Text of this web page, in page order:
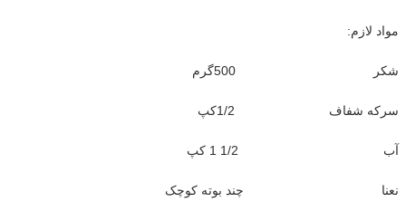
مواد لازم:
شکر 500گرم
سرکه شفاف 1/2کپ
آب 1/2 1 کپ
نعنا چند بوته کوچک